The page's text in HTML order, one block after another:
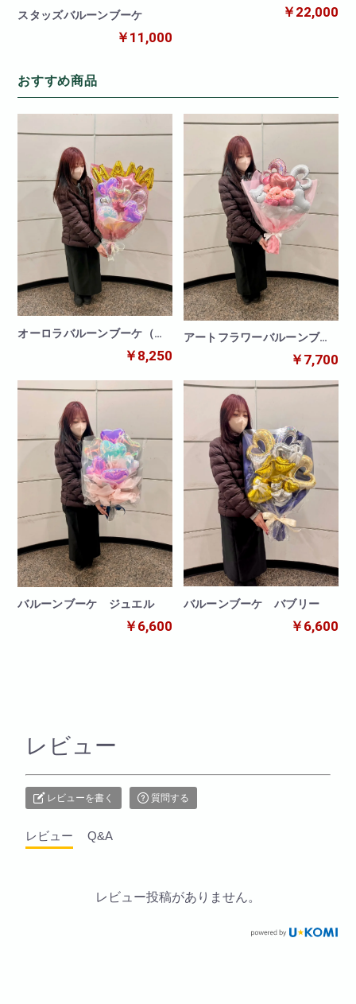
スタッズバルーンブーケ
￥11,000
￥22,000
おすすめ商品
オーロラバルーンブーケ（文
￥8,250
アートフラワーバルーンブー
￥7,700
バルーンブーケ ジュエル
￥6,600
バルーンブーケ バブリー
￥6,600
レビュー
レビューを書く 質問する
レビュー Q&A
レビュー投稿がありません。